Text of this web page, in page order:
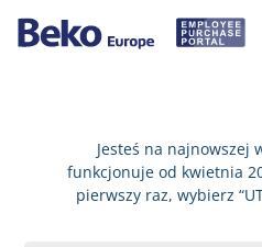
Jesteś na najnowszej
funkcjonuje od kwietnia
pierwszy raz, wybierz